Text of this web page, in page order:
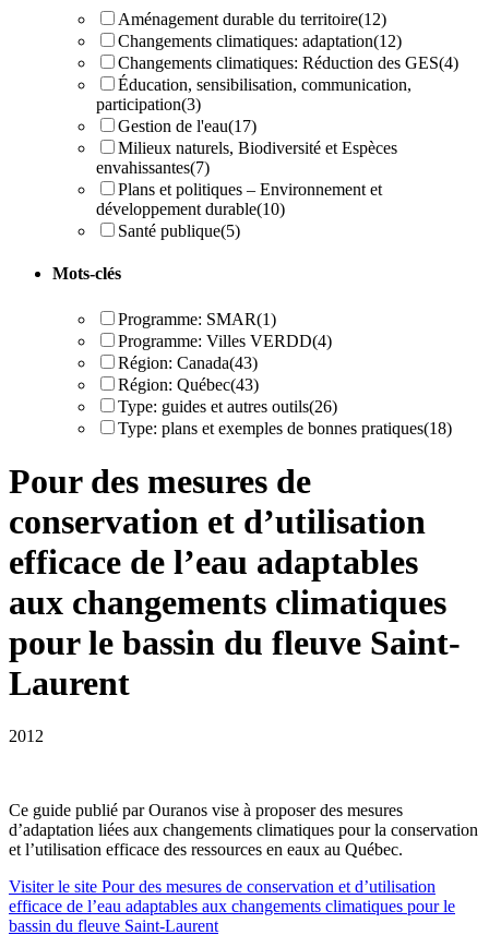
Aménagement durable du territoire(12)
Changements climatiques: adaptation(12)
Changements climatiques: Réduction des GES(4)
Éducation, sensibilisation, communication,
participation(3)
Gestion de l'eau(17)
Milieux naturels, Biodiversité et Espèces
envahissantes(7)
Plans et politiques – Environnement et
développement durable(10)
Santé publique(5)
Mots-clés
Programme: SMAR(1)
Programme: Villes VERDD(4)
Région: Canada(43)
Région: Québec(43)
Type: guides et autres outils(26)
Type: plans et exemples de bonnes pratiques(18)
Pour des mesures de
conservation et d’utilisation
efficace de l’eau adaptables
aux changements climatiques
pour le bassin du fleuve Saint-
Laurent
2012
Ce guide publié par Ouranos vise à proposer des mesures
d’adaptation liées aux changements climatiques pour la conservation
et l’utilisation efficace des ressources en eaux au Québec.
Visiter le site Pour des mesures de conservation et d’utilisation
efficace de l’eau adaptables aux changements climatiques pour le
bassin du fleuve Saint-Laurent